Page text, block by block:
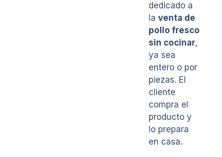
dedicado a
la venta de
pollo fresco
sin cocinar,
ya sea
entero o por
piezas. El
cliente
compra el
producto y
lo prepara
en casa.